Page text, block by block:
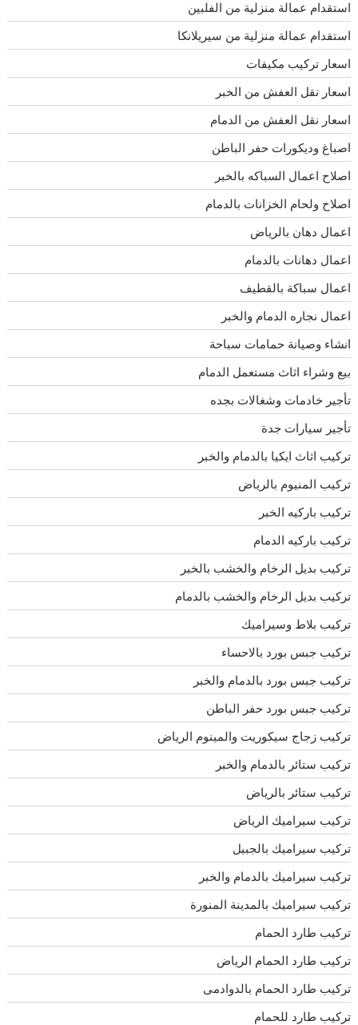
استقدام عمالة منزلية من الفلبين
استقدام عمالة منزلية من سيريلانكا
اسعار تركيب مكيفات
اسعار نقل العفش من الخبر
اسعار نقل العفش من الدمام
اصباغ وديكورات حفر الباطن
اصلاح اعمال السباكه بالخبر
اصلاح ولحام الخزانات بالدمام
اعمال دهان بالرياض
اعمال دهانات بالدمام
اعمال سباكة بالقطيف
اعمال نجاره الدمام والخبر
انشاء وصيانة حمامات سباحة
بيع وشراء اثاث مستعمل الدمام
تأجير خادمات وشغالات بجده
تأجير سيارات جدة
تركيب اثاث ايكيا بالدمام والخبر
تركيب المنيوم بالرياض
تركيب باركيه الخبر
تركيب باركيه الدمام
تركيب بديل الرخام والخشب بالخبر
تركيب بديل الرخام والخشب بالدمام
تركيب بلاط وسيراميك
تركيب جبس بورد بالاحساء
تركيب جبس بورد بالدمام والخبر
تركيب جبس بورد حفر الباطن
تركيب زجاج سيكوريت والمينوم الرياض
تركيب ستائر بالدمام والخبر
تركيب ستائر بالرياض
تركيب سيراميك الرياض
تركيب سيراميك بالجبيل
تركيب سيراميك بالدمام والخبر
تركيب سيراميك بالمدينة المنورة
تركيب طارد الحمام
تركيب طارد الحمام الرياض
تركيب طارد الحمام بالدوادمى
تركيب طارد للحمام